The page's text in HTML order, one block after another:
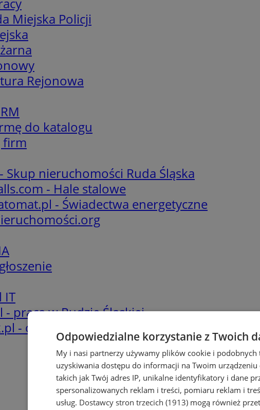
Miejska Policji
Rejonowa
do katalogu
firm
Skup nieruchomości Ruda Śląska
- Hale stalowe
- Świadectwa energetyczne
IT
- praca w Rudzie Śląskiej
- oferty pracy
Odpowiedzialne korzystanie z Twoich
My i nasi partnerzy używamy plików cookie i
uzyskiwania dostępu do informacji na Twoim
takich jak Twój adres IP, unikalne identyfikatory i dane
spersonalizowanych reklam i treści, pomiaru reklam i
usług. Dostawcy stron trzecich (1913) mogą również